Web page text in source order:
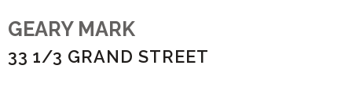
GEARY MARK
33 1/3 GRAND STREET